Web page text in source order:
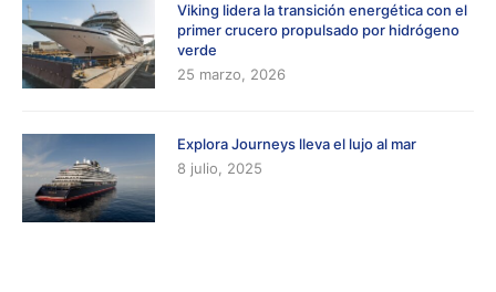
Viking lidera la transición energética con el
primer crucero propulsado por hidrógeno
verde
25 marzo, 2026
Explora Journeys lleva el lujo al mar
8 julio, 2025